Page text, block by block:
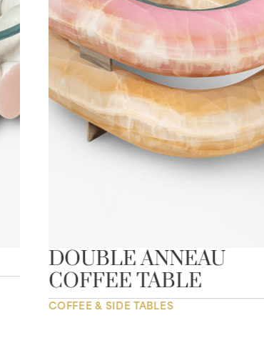
DOUBLE ANNEAU
COFFEE TABLE
COFFEE & SIDE TABLES